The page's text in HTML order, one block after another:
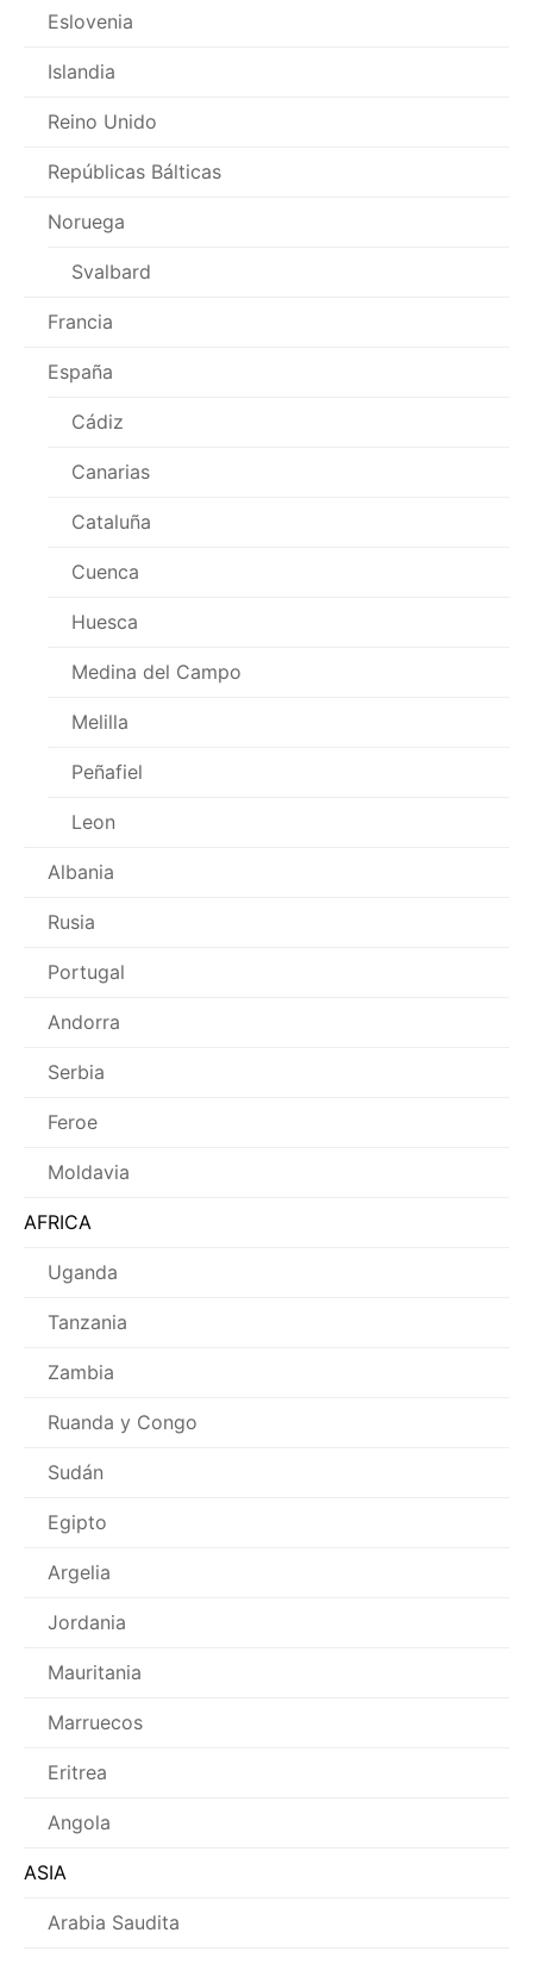
Eslovenia
Islandia
Reino Unido
Repúblicas Bálticas
Noruega
Svalbard
Francia
España
Cádiz
Canarias
Cataluña
Cuenca
Huesca
Medina del Campo
Melilla
Peñafiel
Leon
Albania
Rusia
Portugal
Andorra
Serbia
Feroe
Moldavia
AFRICA
Uganda
Tanzania
Zambia
Ruanda y Congo
Sudán
Egipto
Argelia
Jordania
Mauritania
Marruecos
Eritrea
Angola
ASIA
Arabia Saudita